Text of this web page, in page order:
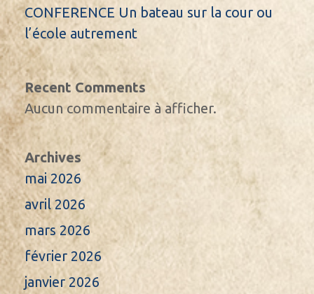
CONFERENCE Un bateau sur la cour ou
l’école autrement
Recent Comments
Aucun commentaire à afficher.
Archives
mai 2026
avril 2026
mars 2026
février 2026
janvier 2026